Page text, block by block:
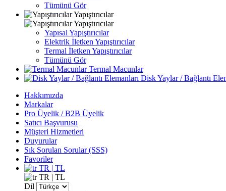
Tümünü Gör
Yapıştırıcılar
Yapıştırıcılar
Yapısal Yapıştırıcılar
Elektrik İletken Yapıştırıcılar
Termal İletken Yapıştırıcılar
Tümünü Gör
Termal Macunlar
Disk Yaylar / Bağlantı
Hakkımızda
Markalar
Pro Üyelik / B2B Üyelik
Satıcı Başvurusu
Müşteri Hizmetleri
Duyurular
Sık Sorulan Sorular (SSS)
Favoriler
TR | TL
TR | TL
Dil